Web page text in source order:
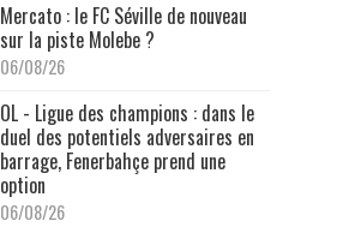
Mercato : le FC Séville de nouveau
sur la piste Molebe ?
06/08/26
OL - Ligue des champions : dans le
duel des potentiels adversaires en
barrage, Fenerbahçe prend une
option
06/08/26